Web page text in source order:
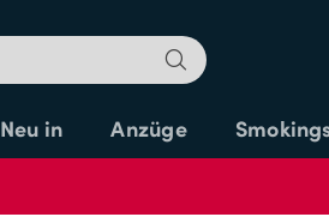
Neu in Anzüge